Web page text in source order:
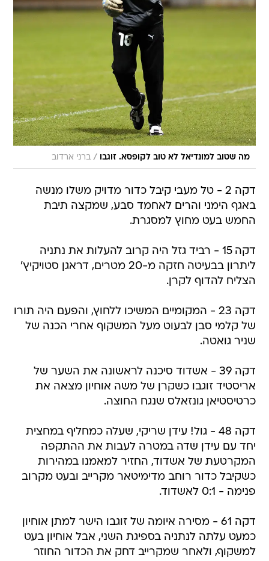
מה שטוב למונדיאל לא טוב לקופסא. זוגבו / ברני ארדוב
דקה 2 - טל מעבי קיבל כדור מדויק משלו מנשה
באגף הימני והרים לאחמד סבע, שמקצה תיבת
החמש בעט מחוץ למסגרת.
דקה 15 - רביד גזל היה קרוב להעלות את נתניה
ליתרון בבעיטה חזקה מ-20 מטרים, דראגן סטויקיץ'
הצליח להדוף לקרן.
דקה 23 - המקומיים המשיכו ללחוץ, והפעם היה תורו
של קלמי סבן לבעוט מעל המשקוף אחרי הכנה של
שניר גואטה.
דקה 39 - אשדוד סיכנה לראשונה את השער של
אריסטיד זוגבו כשקרן של משה אוחיון מצאה את
כרטיסטיאן גונזאלס שנגח החוצה.
דקה 48 - גול! עידן שריקי, שעלה כמחליף במחצית
יחד עם עידן שדה במטרה לעבות את ההתקפה
המקרטעת של אשדוד, החזיר למאמנו במהירות
כשקיבל כדור רוחב מדימיטאר מקרייב ובעט מקרוב
פנימה - 0:1 לאשדוד.
דקה 61 - מסירה איומה של זוגבו הישר למתן אוחיון
כמעט עלתה לנתניה בספיגת השני, אבל אוחיון בעט
למשקוף, ולאחר שמקרייב דחק את הכדור החוזר